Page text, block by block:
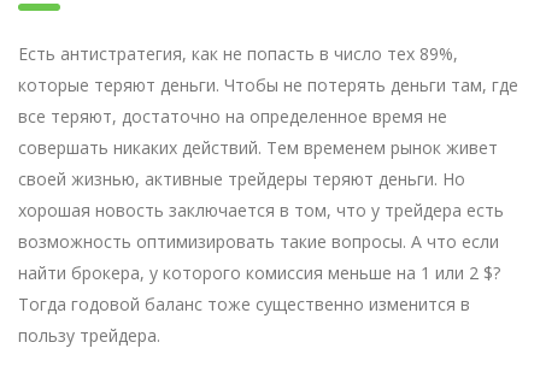
Есть антистратегия, как не попасть в число тех 89%,
которые теряют деньги. Чтобы не потерять деньги там, где
все теряют, достаточно на определенное время не
совершать никаких действий. Тем временем рынок живет
своей жизнью, активные трейдеры теряют деньги. Но
хорошая новость заключается в том, что у трейдера есть
возможность оптимизировать такие вопросы. А что если
найти брокера, у которого комиссия меньше на 1 или 2 $?
Тогда годовой баланс тоже существенно изменится в
пользу трейдера.